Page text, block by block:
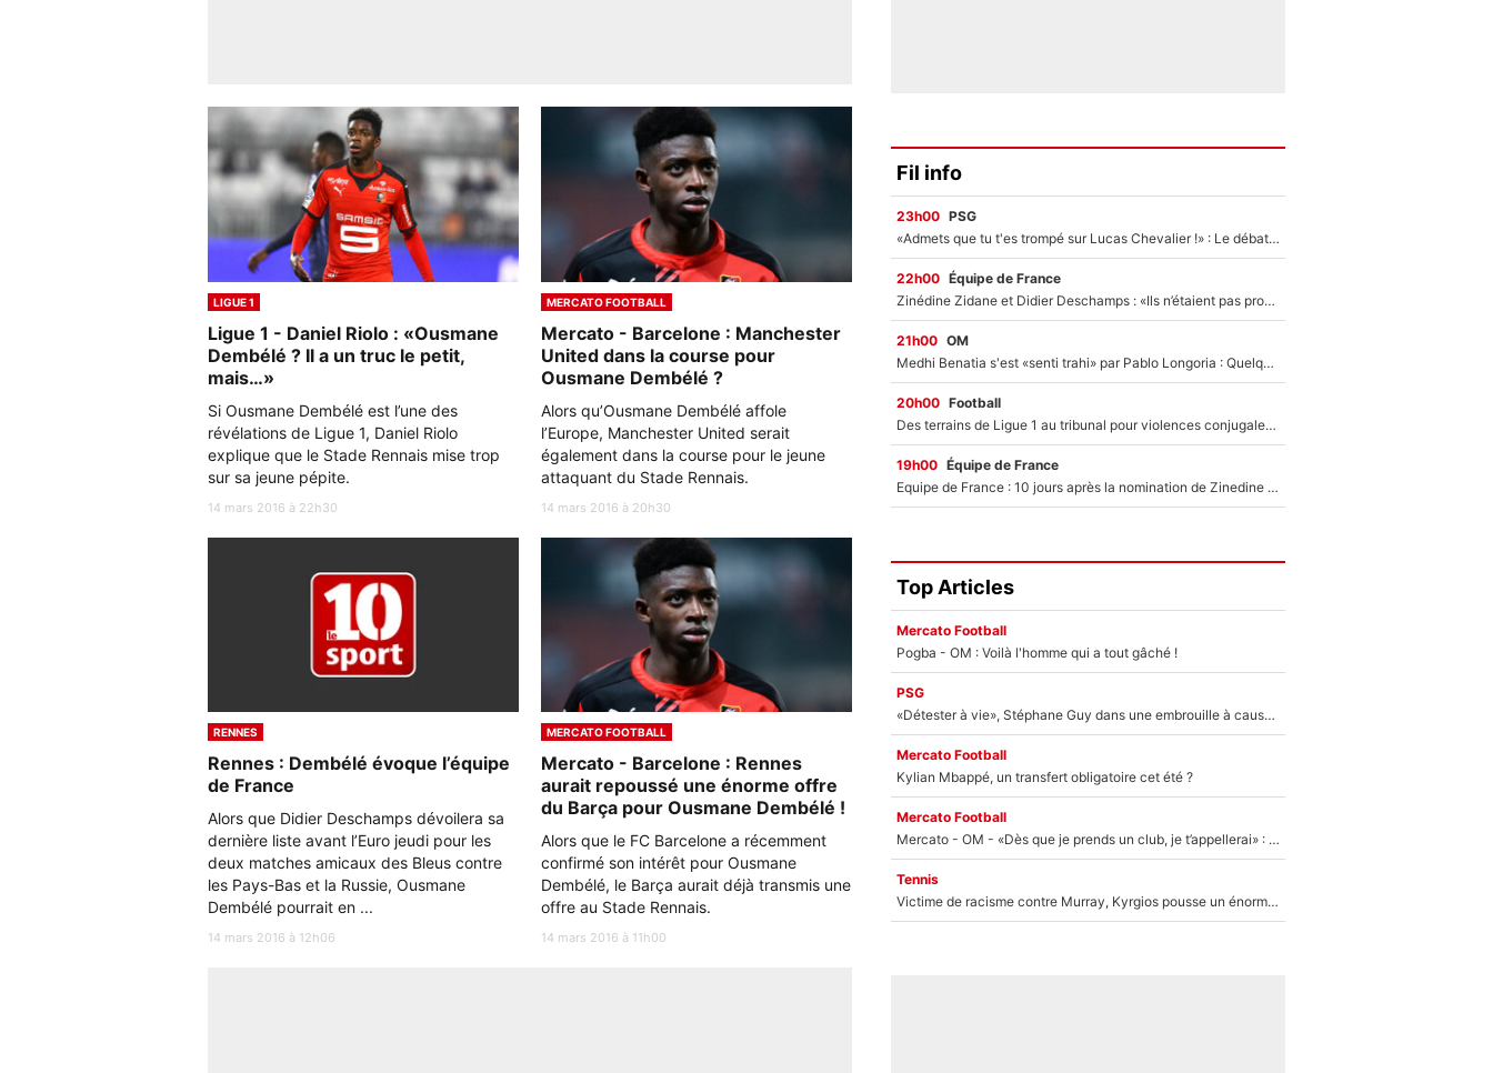
LIGUE 1
Ligue 1 - Daniel Riolo : «Ousmane
Dembélé ? Il a un truc le petit,
mais…»
Si Ousmane Dembélé est l’une des
révélations de Ligue 1, Daniel Riolo
explique que le Stade Rennais mise trop
sur sa jeune pépite.
14 mars 2016 à 22h30
MERCATO FOOTBALL
Mercato - Barcelone : Manchester
United dans la course pour
Ousmane Dembélé ?
Alors qu’Ousmane Dembélé affole
l’Europe, Manchester United serait
également dans la course pour le jeune
attaquant du Stade Rennais.
14 mars 2016 à 20h30
RENNES
Rennes : Dembélé évoque l’équipe
de France
Alors que Didier Deschamps dévoilera sa
dernière liste avant l’Euro jeudi pour les
deux matches amicaux des Bleus contre
les Pays-Bas et la Russie, Ousmane
Dembélé pourrait en ...
14 mars 2016 à 12h06
MERCATO FOOTBALL
Mercato - Barcelone : Rennes
aurait repoussé une énorme offre
du Barça pour Ousmane Dembélé !
Alors que le FC Barcelone a récemment
confirmé son intérêt pour Ousmane
Dembélé, le Barça aurait déjà transmis une
offre au Stade Rennais.
14 mars 2016 à 11h00
Fil info
23h00 PSG
«Admets que tu t'es trompé sur Lucas Chevalier !» : Le débat sur le gardien du PSG vire au clash à l'After Foot
22h00 Équipe de France
Zinédine Zidane et Didier Deschamps : «Ils n’étaient pas proches», les confidences d’un membre de l’équipe de France 1998 sur leur relation spéciale
21h00 OM
Medhi Benatia s'est «senti trahi» par Pablo Longoria : Quelques semaines après son départ, l'ancien directeur de football de l'OM règle ses comptes
20h00 Football
Des terrains de Ligue 1 au tribunal pour violences conjugales : Un arbitre français encourt une peine de 18 mois de prison !
19h00 Équipe de France
Equipe de France : 10 jours après la nomination de Zinedine Zidane, c'est au tour de son fils de prendre un nouveau départ !
Top Articles
Mercato Football
Pogba - OM : Voilà l'homme qui a tout gâché !
PSG
«Détester à vie», Stéphane Guy dans une embrouille à cause du PSG !
Mercato Football
Kylian Mbappé, un transfert obligatoire cet été ?
Mercato Football
Mercato - OM - «Dès que je prends un club, je t’appellerai» : La promesse de Marcelino au moment de claquer la porte
Tennis
Victime de racisme contre Murray, Kyrgios pousse un énorme coup de gueule !